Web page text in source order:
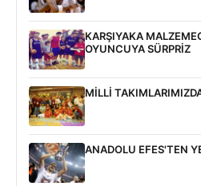
KARŞIYAKA
OYUNCUYA SÜRPRİZ
MİLLİ
ANADOLU EFES'TEN